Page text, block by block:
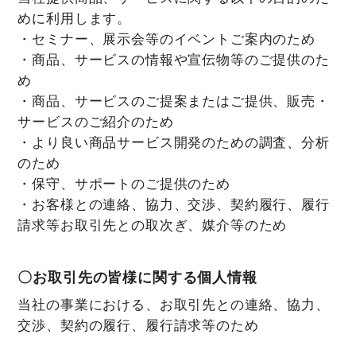
めに利用します。
・セミナー、展示会等のイベントご案内のため
・商品、サービスの情報や宣伝物等のご提供のた
め
・商品、サービスのご提案またはご提供、販売・
サービスのご紹介のため
・より良い商品サービス開発のための調査、分析
のため
・保守、サポートのご提供のため
・お客様との連絡、協力、交渉、契約履行、履行
請求等お取引先との取次ぎ、媒介等のため
〇お取引先の皆様に関する個人情報
当社の事業における、お取引先との連絡、協力、
交渉、契約の履行、履行請求等のため